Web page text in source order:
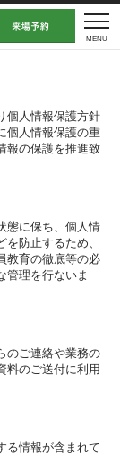
個人情報保護方針
個人情報保護の重
報の保護を推進致
態に保ち、個人情
防止するため、
教育の徹底等の必
管理を行ないま
のご連絡や業務の
料のご送付に利用
る情報が含まれて